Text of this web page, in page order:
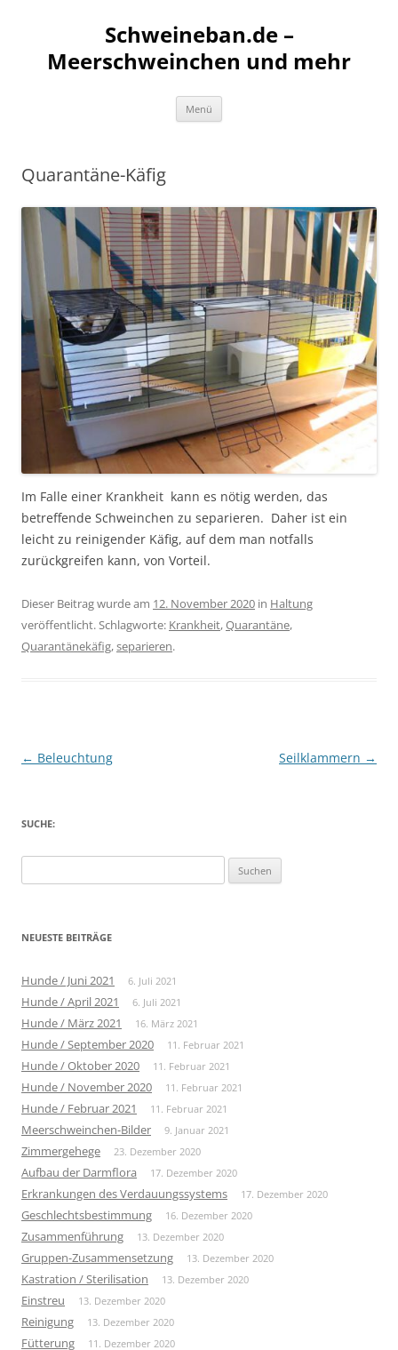
Schweineban.de –
Meerschweinchen und mehr
Menü
Quarantäne-Käfig
Im Falle einer Krankheit kann es nötig werden, das
betreffende Schweinchen zu separieren. Daher ist ein
leicht zu reinigender Käfig, auf dem man notfalls
zurückgreifen kann, von Vorteil.
Dieser Beitrag wurde am 12. November 2020 in Haltung
veröffentlicht. Schlagworte: Krankheit,Quarantäne,
Quarantänekäfig,separieren.
Beitragsnavigation
← Beleuchtung Seilklammern →
SUCHE:
nach:
NEUESTE BEITRÄGE
Hunde / Juni 2021 6. Juli 2021
Hunde / April 2021 6. Juli 2021
Hunde / März 2021 16. März 2021
Hunde / September 2020 11. Februar 2021
Hunde / Oktober 2020 11. Februar 2021
Hunde / November 2020 11. Februar 2021
Hunde / Februar 2021 11. Februar 2021
Meerschweinchen-Bilder 9. Januar 2021
Zimmergehege 23. Dezember 2020
Aufbau der Darmflora 17. Dezember 2020
Erkrankungen des Verdauungssystems 17. Dezember 2020
Geschlechtsbestimmung 16. Dezember 2020
Zusammenführung 13. Dezember 2020
Gruppen-Zusammensetzung 13. Dezember 2020
Kastration / Sterilisation 13. Dezember 2020
Einstreu 13. Dezember 2020
Reinigung 13. Dezember 2020
Fütterung 11. Dezember 2020